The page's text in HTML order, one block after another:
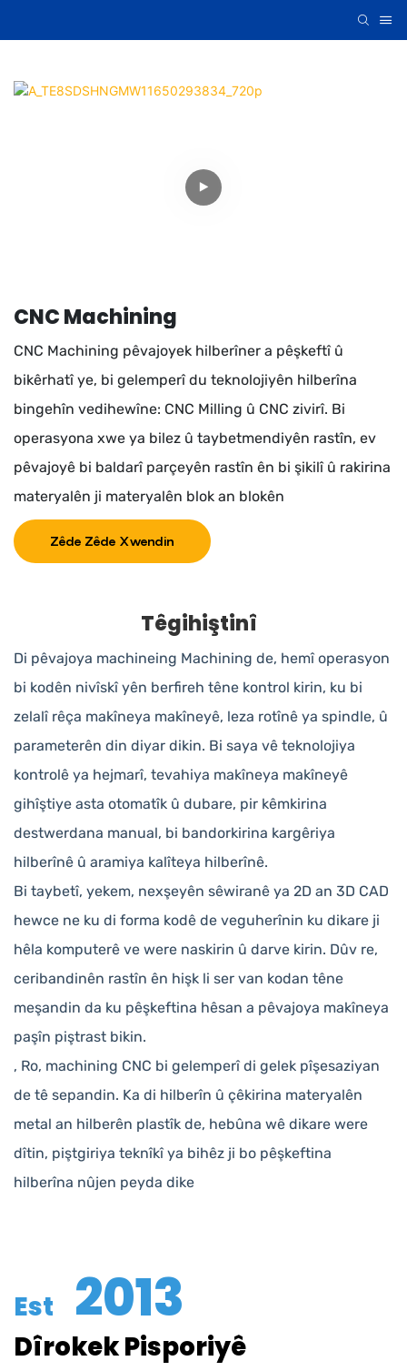
CNC Machining
CNC Machining pêvajoyek hilberîner a pêşkeftî û
bikêrhatî ye, bi gelemperî du teknolojiyên hilberîna
bingehîn vedihewîne: CNC Milling û CNC zivirî. Bi
operasyona xwe ya bilez û taybetmendiyên rastîn, ev
pêvajoyê bi baldarî parçeyên rastîn ên bi şikilî û rakirina
materyalên ji materyalên blok an blokên
Zêde Zêde Xwendin
Têgihiştinî
Di pêvajoya machineing Machining de, hemî operasyon
bi kodên nivîskî yên berfireh têne kontrol kirin, ku bi
zelalî rêça makîneya makîneyê, leza rotînê ya spindle, û
parameterên din diyar dikin. Bi saya vê teknolojiya
kontrolê ya hejmarî, tevahiya makîneya makîneyê
gihîştiye asta otomatîk û dubare, pir kêmkirina
destwerdana manual, bi bandorkirina kargêriya
hilberînê û aramiya kalîteya hilberînê.
Bi taybetî, yekem, nexşeyên sêwiranê ya 2D an 3D CAD
hewce ne ku di forma kodê de veguherînin ku dikare ji
hêla komputerê ve were naskirin û darve kirin. Dûv re,
ceribandinên rastîn ên hişk li ser van kodan têne
meşandin da ku pêşkeftina hêsan a pêvajoya makîneya
paşîn piştrast bikin.
, Ro, machining CNC bi gelemperî di gelek pîşesaziyan
de tê sepandin. Ka di hilberîn û çêkirina materyalên
metal an hilberên plastîk de, hebûna wê dikare were
dîtin, piştgiriya teknîkî ya bihêz ji bo pêşkeftina
hilberîna nûjen peyda dike
Est 2013
Dîrokek Pisporiyê